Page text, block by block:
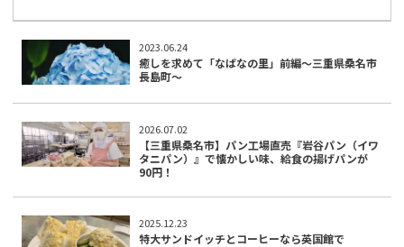
2023.06.24
癒しを求めて「なばなの里」前編〜三重県桑名市
長島町〜
2026.07.02
【三重県桑名市】パン工場直売『岩谷パン（イワ
タニパン）』で懐かしい味、給食の揚げパンが
90円！
2025.12.23
特大サンドイッチとコーヒーなら英国館で